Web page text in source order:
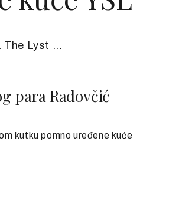
The Lyst ...
para Radovčić
kutku pomno uređene kuće